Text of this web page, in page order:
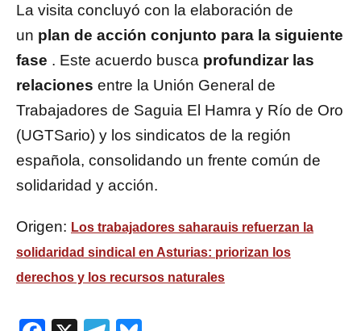
La visita concluyó con la elaboración de
un plan de acción conjunto para la siguiente
fase . Este acuerdo busca profundizar las
relaciones entre la Unión General de
Trabajadores de Saguia El Hamra y Río de Oro
(UGTSario) y los sindicatos de la región
española, consolidando un frente común de
solidaridad y acción.
Origen: Los trabajadores saharauis refuerzan la
solidaridad sindical en Asturias: priorizan los
derechos y los recursos naturales